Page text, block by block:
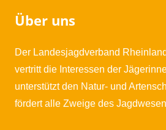
Über uns
Der Landesjagdverband
vertritt die Interessen der
unterstützt den Natur- und
fördert alle Zweige des